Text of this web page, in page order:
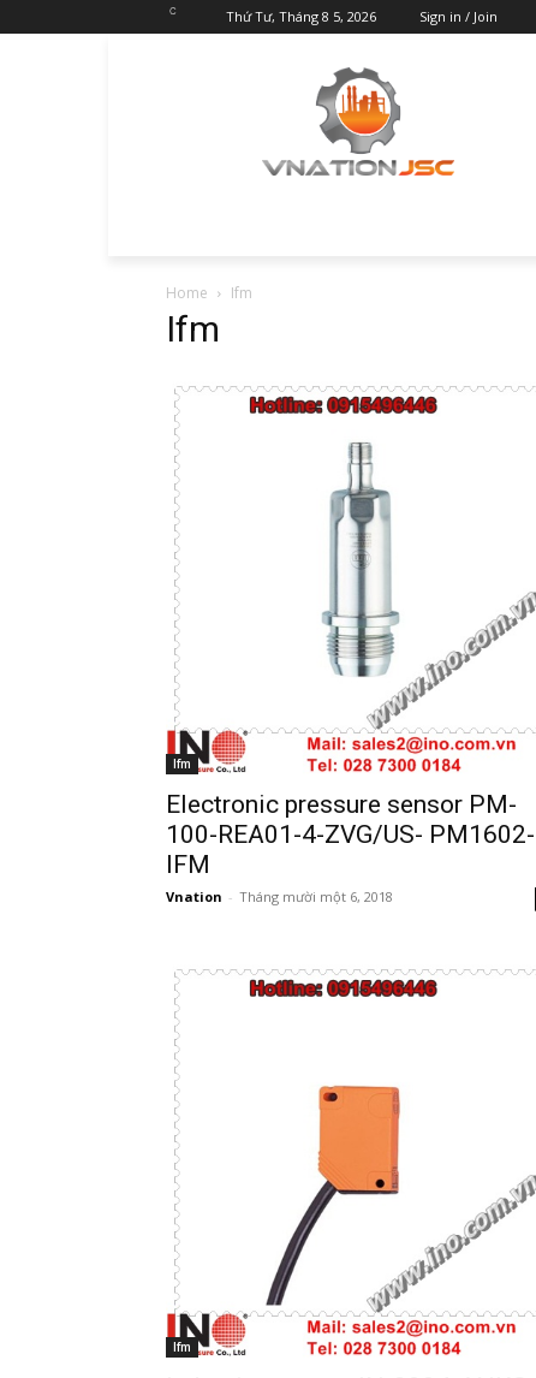
C Thứ Tư, Tháng 8 5, 2026 Sign in / Join
Home Ifm
Ifm
Ifm
Electronic pressure sensor PM-
100-REA01-4-ZVG/US- PM1602-
IFM
Vnation - Tháng mười một 6, 2018
Ifm